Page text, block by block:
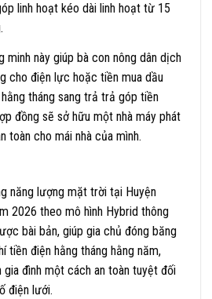
linh hoạt kéo dài linh hoạt từ 15
minh này giúp bà con nông dân dịch
cho điện lực hoặc tiền mua dầu
tháng sang trả trả góp tiền
đồng sẽ sở hữu một nhà máy phát
toàn cho mái nhà của mình.
năng lượng mặt trời tại Huyện
2026 theo mô hình Hybrid thông
bài bản, giúp gia chủ đóng băng
tiền điện hằng tháng hằng năm,
đình một cách an toàn tuyệt đối
điện lưới.